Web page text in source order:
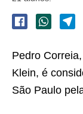
Pedro
Klein, é
São Paulo